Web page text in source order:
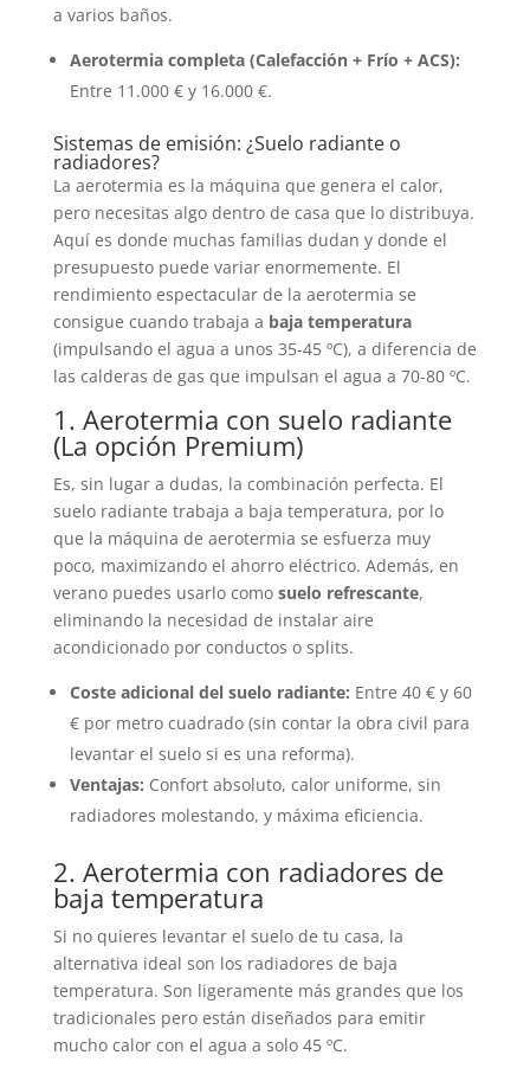
a varios baños.
Aerotermia completa (Calefacción + Frío + ACS):
Entre 11.000 € y 16.000 €.
Sistemas de emisión: ¿Suelo radiante o
radiadores?
La aerotermia es la máquina que genera el calor,
pero necesitas algo dentro de casa que lo distribuya.
Aquí es donde muchas familias dudan y donde el
presupuesto puede variar enormemente. El
rendimiento espectacular de la aerotermia se
consigue cuando trabaja a baja temperatura
(impulsando el agua a unos 35-45 ºC), a diferencia de
las calderas de gas que impulsan el agua a 70-80 ºC.
1. Aerotermia con suelo radiante
(La opción Premium)
Es, sin lugar a dudas, la combinación perfecta. El
suelo radiante trabaja a baja temperatura, por lo
que la máquina de aerotermia se esfuerza muy
poco, maximizando el ahorro eléctrico. Además, en
verano puedes usarlo como suelo refrescante,
eliminando la necesidad de instalar aire
acondicionado por conductos o splits.
Coste adicional del suelo radiante: Entre 40 € y 60
€ por metro cuadrado (sin contar la obra civil para
levantar el suelo si es una reforma).
Ventajas: Confort absoluto, calor uniforme, sin
radiadores molestando, y máxima eficiencia.
2. Aerotermia con radiadores de
baja temperatura
Si no quieres levantar el suelo de tu casa, la
alternativa ideal son los radiadores de baja
temperatura. Son ligeramente más grandes que los
tradicionales pero están diseñados para emitir
mucho calor con el agua a solo 45 ºC.